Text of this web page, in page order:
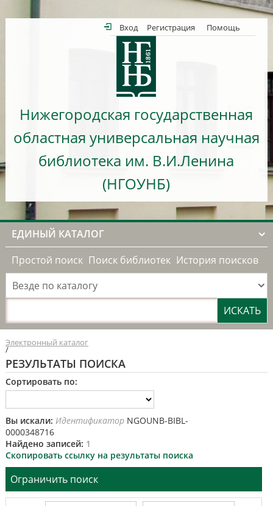
Вход Регистрация Помощь
Нижегородская государственная
областная универсальная научная
библиотека им. В.И.Ленина
(НГОУНБ)
ЕДИНЫЙ КАТАЛОГ
Простой поиск Поиск библиотек История поисков
Везде по каталогу
Электронный каталог
/
РЕЗУЛЬТАТЫ ПОИСКА
Сортировать по:
Вы искали: ИдентификаторNGOUNB-BIBL-
0000348716
Найдено записей: 1
Скопировать ссылку на результаты поиска
Ограничить поиск